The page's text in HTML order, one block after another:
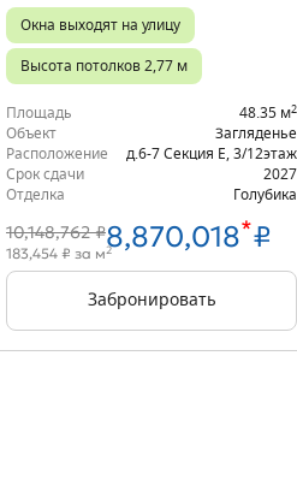
Окна выходят на улицу
Высота потолков 2,77 м
Площадь 48.35 м2
Объект
Загляденье
Расположение
д.6-7 Секция Е 3/12этаж
Срок сдачи
2027
Отделка
Голубика
10,148,762 ₽8,870,018*₽
183,454 ₽ за м2
Забронировать